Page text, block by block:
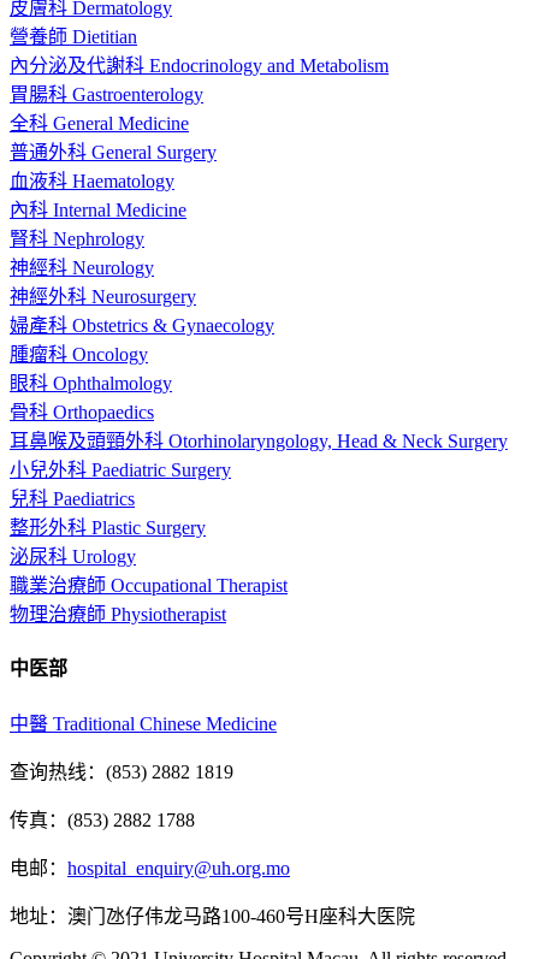
皮膚科 Dermatology
營養師 Dietitian
內分泌及代謝科 Endocrinology and Metabolism
胃腸科 Gastroenterology
全科 General Medicine
普通外科 General Surgery
血液科 Haematology
內科 Internal Medicine
腎科 Nephrology
神經科 Neurology
神經外科 Neurosurgery
婦產科 Obstetrics & Gynaecology
腫瘤科 Oncology
眼科 Ophthalmology
骨科 Orthopaedics
耳鼻喉及頭頸外科 Otorhinolaryngology, Head & Neck Surgery
小兒外科 Paediatric Surgery
兒科 Paediatrics
整形外科 Plastic Surgery
泌尿科 Urology
職業治療師 Occupational Therapist
物理治療師 Physiotherapist
中医部
中醫 Traditional Chinese Medicine
查询热线：(853) 2882 1819
传真：(853) 2882 1788
电邮： hospital_enquiry@uh.org.mo
地址：澳门氹仔伟龙马路100-460号H座科大医院